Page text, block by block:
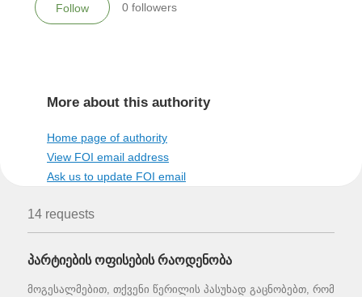
Follow 0 followers
More about this authority
Home page of authority
View FOI email address
Ask us to update FOI email
14 requests
პარტიების ოფისების რაოდენობა
მოგესალმებით, თქვენი წერილის პასუხად გაცნობებთ, რომ